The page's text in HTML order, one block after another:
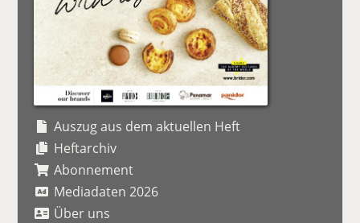
Auszug aus dem aktuellen Heft
Heftarchiv
Abonnement
Mediadaten 2026
Über uns